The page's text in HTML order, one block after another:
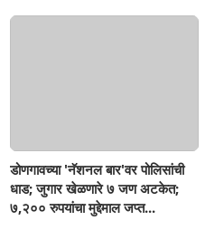
डोणगावच्या 'नॅशनल बार'वर पोलिसांची
धाड; जुगार खेळणारे ७ जण अटकेत;
७,२०० रुपयांचा मुद्देमाल जप्त...